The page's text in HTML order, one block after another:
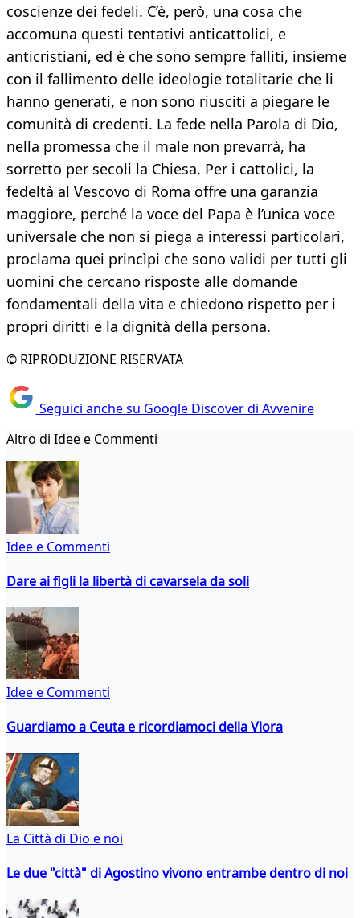
co­scienze dei fedeli. C’è, però, una cosa che
accomuna questi tentativi anticattolici, e
anticristiani, ed è che sono sempre falli­ti, insieme
con il fallimento delle ideolo­gie totalitarie che li
hanno generati, e non sono riusciti a piegare le
comunità di cre­denti. La fede nella Parola di Dio,
nella promessa che il male non prevarrà, ha
sorretto per secoli la Chiesa. Per i cattoli­ci, la
fedeltà al Vescovo di Roma offre u­na garanzia
maggiore, perché la voce del Papa è l’unica voce
universale che non si piega a interessi particolari,
proclama quei princìpi che sono validi per tutti gli
uomini che cercano risposte alle do­mande
fondamentali della vita e chiedo­no rispetto per i
propri diritti e la dignità della persona.
© RIPRODUZIONE RISERVATA
Seguici anche su Google Discover di Avvenire
Altro di Idee e Commenti
Idee e Commenti
Dare ai figli la libertà di cavarsela da soli
Idee e Commenti
Guardiamo a Ceuta e ricordiamoci della Vlora
La Città di Dio e noi
Le due "città" di Agostino vivono entrambe dentro di noi